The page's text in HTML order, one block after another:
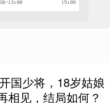
国少将，18岁姑娘
相见，结局如何？